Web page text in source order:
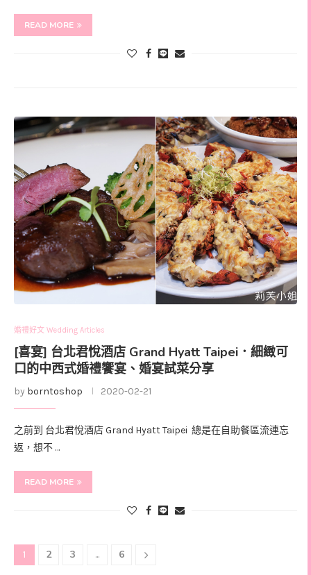
READ MORE
婚禮好文 Wedding Articles
[喜宴] 台北君悅酒店 Grand Hyatt Taipei．細緻可
口的中西式婚禮饗宴、婚宴試菜分享
by borntoshop 2020-02-21
之前到 台北君悅酒店 Grand Hyatt Taipei 總是在自助餐區流連忘
返，想不 …
READ MORE
1 2 3 ... 6